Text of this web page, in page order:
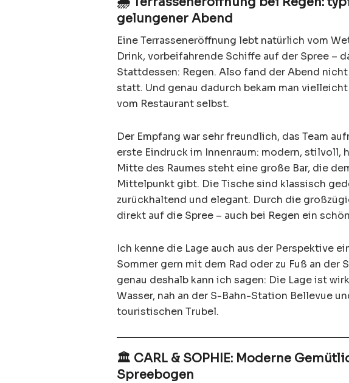
gelungener Abend
Eine Terrasseneröffnung lebt natürlich vom
Drink, vorbeifahrende Schiffe auf der Spree –
Stattdessen: Regen. Also fand der Abend
statt. Und genau dadurch bekam man
vom Restaurant selbst.
Der Empfang war sehr freundlich, das Team
erste Eindruck im Innenraum: modern, stilvoll,
Mitte des Raumes steht eine große Bar, die
Mittelpunkt gibt. Die Tische sind klassisch
zurückhaltend und elegant. Durch die
direkt auf die Spree – auch bei Regen ein
Ich kenne die Lage auch aus der Perspektive
Sommer gern mit dem Rad oder zu Fuß an der
genau deshalb kann ich sagen: Die Lage ist
Wasser, nah an der S-Bahn-Station Bellevue
touristischen Trubel.
🏛️ CARL & SOPHIE: Moderne
Spreebogen